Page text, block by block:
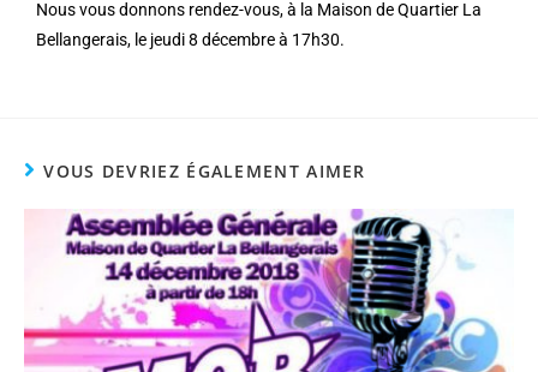
Nous vous donnons rendez-vous, à la Maison de Quartier La
Bellangerais, le jeudi 8 décembre à 17h30.
VOUS DEVRIEZ ÉGALEMENT AIMER